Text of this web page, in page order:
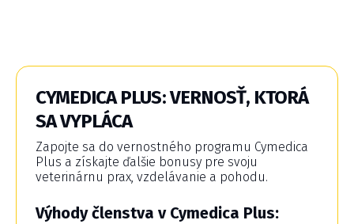
CYMEDICA PLUS: VERNOSŤ, KTORÁ
SA VYPLÁCA
Zapojte sa do vernostného programu Cymedica
Plus a získajte ďalšie bonusy pre svoju
veterinárnu prax, vzdelávanie a pohodu.
Výhody členstva v Cymedica Plus: